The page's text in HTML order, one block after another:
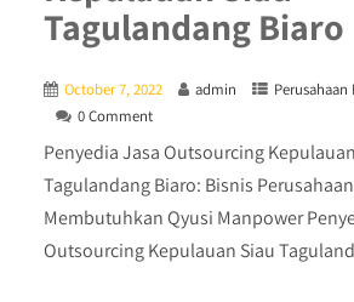
Tagulandang Biaro
October 7, 2022 admin
Perusahaan
0 Comment
Penyedia Jasa Outsourcing
Tagulandang Biaro: Bisnis
Membutuhkan Qyusi Manpower
Outsourcing Kepulauan Siau